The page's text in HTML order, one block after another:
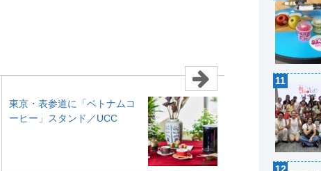
東京・表参道に「ベトナムコ
ーヒー」スタンド／UCC